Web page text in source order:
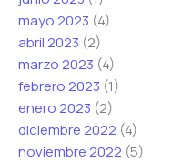
mayo 2023 (4)
abril 2023 (2)
marzo 2023 (4)
febrero 2023 (1)
enero 2023 (2)
diciembre 2022 (4)
noviembre 2022 (5)